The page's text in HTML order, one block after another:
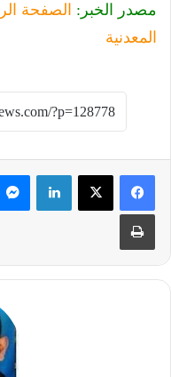
مصدر الخبر: الصفحة
المعدنية
لينكدإن
طباعة